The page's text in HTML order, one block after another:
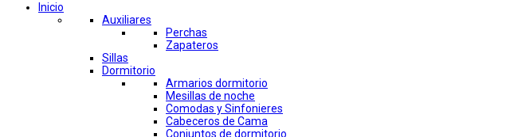
Inicio
Auxiliares
Perchas
Zapateros
Sillas
Dormitorio
Armarios dormitorio
Mesillas de noche
Comodas y Sinfonieres
Cabeceros de Cama
Conjuntos de dormitorio